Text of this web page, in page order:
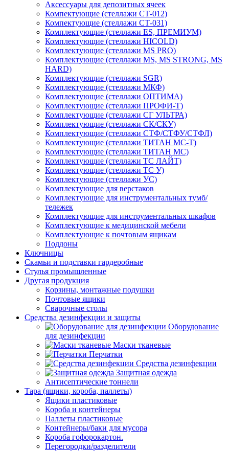
Аксессуары для депозитных ячеек
Компектующие (стеллажи СТ-012)
Компектующие (стеллажи СТ-031)
Комплектующие (стеллажи ES, ПРЕМИУМ)
Комплектующие (стеллажи HICOLD)
Комплектующие (стеллажи MS PRO)
Комплектующие (стеллажи MS, MS STRONG, MS
HARD)
Комплектующие (стеллажи SGR)
Комплектующие (стеллажи МКФ)
Комплектующие (стеллажи ОПТИМА)
Комплектующие (стеллажи ПРОФИ-Т)
Комплектующие (стеллажи СГ УЛЬТРА)
Комплектующие (стеллажи СК/СКУ)
Комплектующие (стеллажи СТФ/СТФУ/СТФЛ)
Комплектующие (стеллажи ТИТАН МС-Т)
Комплектующие (стеллажи ТИТАН МС)
Комплектующие (стеллажи ТС ЛАЙТ)
Комплектующие (стеллажи ТС У)
Комплектующие (стеллажи УС)
Комплектующие для верстаков
Комплектующие для инструментальных тумб/
тележек
Комплектующие для инструментальных шкафов
Комплектующие к медицинской мебели
Комплектующие к почтовым ящикам
Поддоны
Ключницы
Скамьи и подставки гардеробные
Стулья промышленные
Другая продукция
Корзины, монтажные подушки
Почтовые ящики
Сварочные столы
Средства дезинфекции и защиты
Оборудование
для дезинфекции
Маски тканевые
Перчатки
Средства дезинфекции
Защитная одежда
Антисептические тоннели
Тара (ящики, короба, паллеты)
Ящики пластиковые
Короба и контейнеры
Паллеты пластиковые
Контейнеры/баки для мусора
Короба гофорокартон.
Перегородки/разделители